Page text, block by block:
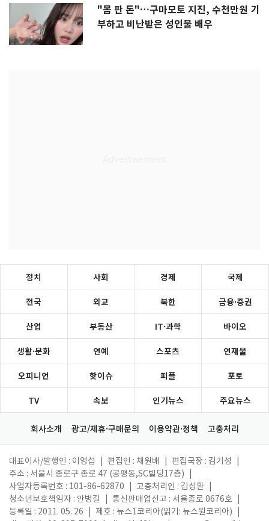
"몸 판 돈"…구마모토 지진, 수천만원 기
부하고 비난받은 성인물 배우
정치 사회 경제 국제
전국 외교 북한 금융·증권
산업 부동산 IT·과학 바이오
생활·문화 연예 스포츠 연재물
오피니언 핫이슈 피플 포토
TV 속보 인기뉴스 주요뉴스
회사소개 광고/제휴·구매문의 이용약관·정책 고충처리
대표이사/발행인 : 이영섭 편집인 : 채원배 편집국장 : 김기성
주소 : 서울시 종로구 종로 47 (공평동,SC빌딩17층)
사업자등록번호 : 101-86-62870
고충처리인 : 김성환
청소년보호책임자 : 안병길
통신판매업신고 : 서울종로 0676호
등록일 : 2011. 05. 26
제호 : 뉴스1코리아(읽기: 뉴스원코리아)